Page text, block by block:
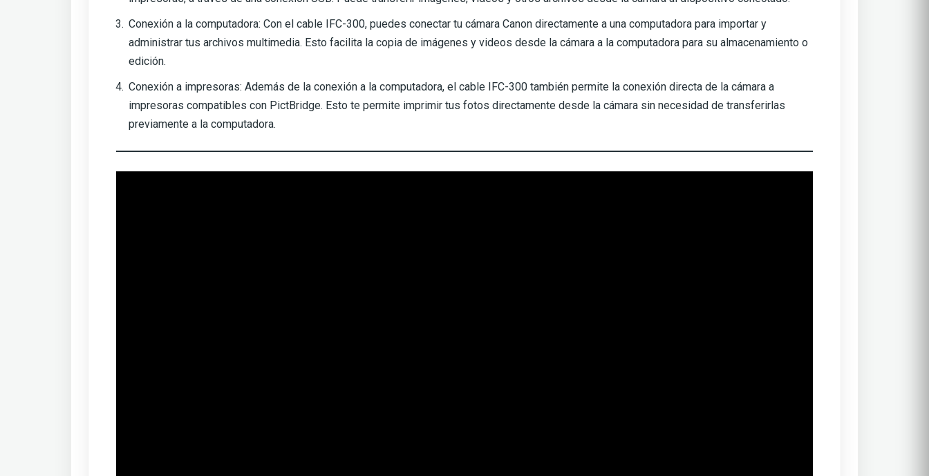
Conexión a la computadora: Con el cable IFC-300, puedes conectar tu cámara Canon directamente a una computadora para importar y
administrar tus archivos multimedia. Esto facilita la copia de imágenes y videos desde la cámara a la computadora para su almacenamiento o
edición.
Conexión a impresoras: Además de la conexión a la computadora, el cable IFC-300 también permite la conexión directa de la cámara a
impresoras compatibles con PictBridge. Esto te permite imprimir tus fotos directamente desde la cámara sin necesidad de transferirlas
previamente a la computadora.